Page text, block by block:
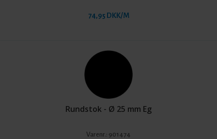
74,95 DKK/M
Rundstok - Ø 25 mm Eg
Varenr.: 901474